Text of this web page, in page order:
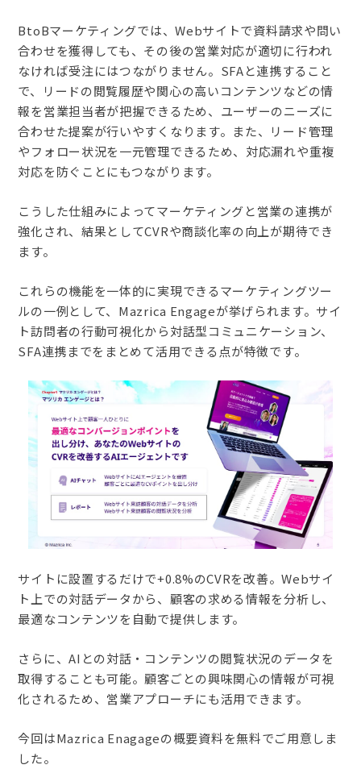
BtoBマーケティングでは、Webサイトで資料請求や問い
合わせを獲得しても、その後の営業対応が適切に行われ
なければ受注にはつながりません。SFAと連携すること
で、リードの閲覧履歴や関心の高いコンテンツなどの情
報を営業担当者が把握できるため、ユーザーのニーズに
合わせた提案が行いやすくなります。また、リード管理
やフォロー状況を一元管理できるため、対応漏れや重複
対応を防ぐことにもつながります。
こうした仕組みによってマーケティングと営業の連携が
強化され、結果としてCVRや商談化率の向上が期待でき
ます。
これらの機能を一体的に実現できるマーケティングツー
ルの一例として、Mazrica Engageが挙げられます。サイ
ト訪問者の行動可視化から対話型コミュニケーション、
SFA連携までをまとめて活用できる点が特徴です。
サイトに設置するだけで+0.8%のCVRを改善。Webサイ
ト上での対話データから、顧客の求める情報を分析し、
最適なコンテンツを自動で提供します。
さらに、AIとの対話・コンテンツの閲覧状況のデータを
取得することも可能。顧客ごとの興味関心の情報が可視
化されるため、営業アプローチにも活用できます。
今回はMazrica Enagageの概要資料を無料でご用意しま
した。